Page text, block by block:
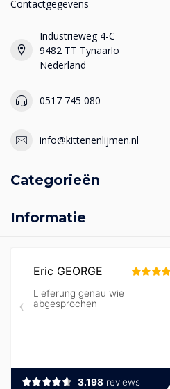
Contactgegevens
Industrieweg 4-C
9482 TT Tynaarlo
Nederland
0517 745 080
info@kittenenlijmen.nl
Categorieën
Informatie